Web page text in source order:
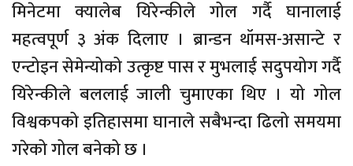
मिनेटमा क्यालेब यिरेन्कीले गोल गर्दै घानालाई
महत्वपूर्ण ३ अंक दिलाए । ब्रान्डन थॉमस-असान्टे र
एन्टोइन सेमेन्योको उत्कृष्ट पास र मुभलाई सदुपयोग गर्दै
यिरेन्कीले बललाई जाली चुमाएका थिए । यो गोल
विश्वकपको इतिहासमा घानाले सबैभन्दा ढिलो समयमा
गरेको गोल बनेको छ ।